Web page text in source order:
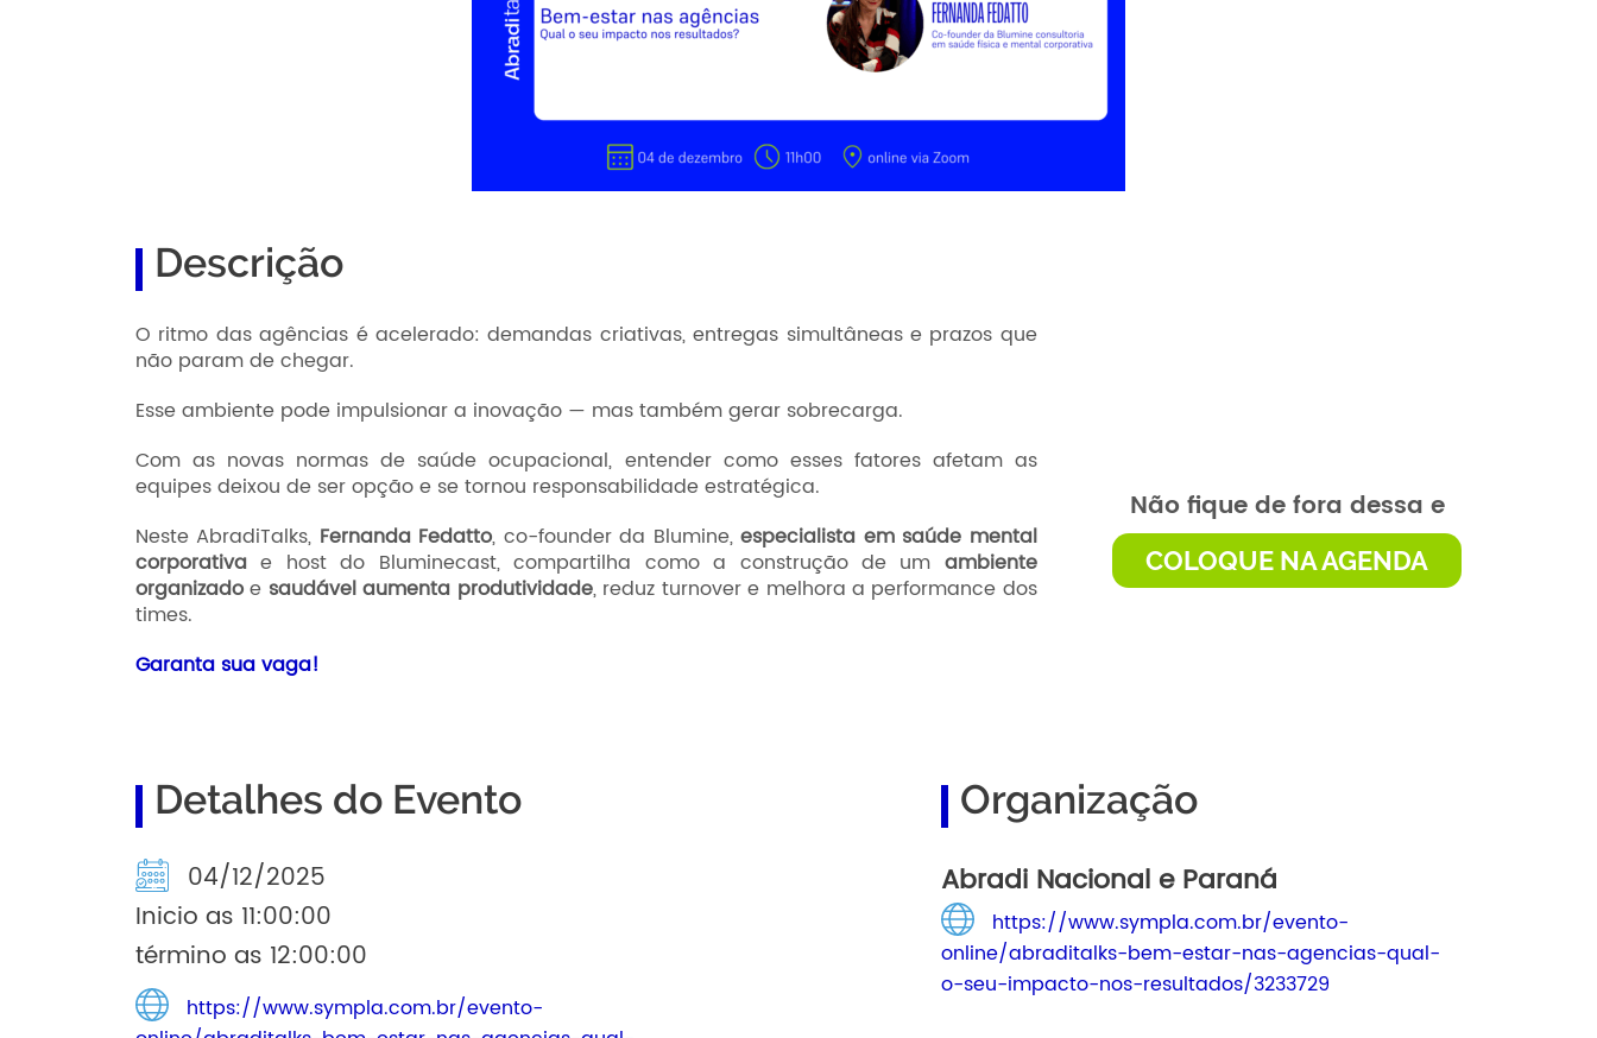
Descrição
O ritmo das agências é acelerado: demandas criativas, entregas simultâneas e prazos que
não param de chegar.
Esse ambiente pode impulsionar a inovação — mas também gerar sobrecarga.
Com as novas normas de saúde ocupacional, entender como esses fatores afetam as
equipes deixou de ser opção e se tornou responsabilidade estratégica.
Neste AbradiTalks, Fernanda Fedatto, co-founder da Blumine,especialista em saúde mental
corporativa e host do Bluminecast, compartilha como a construção de um ambiente
organizadoe saudável aumenta produtividade, reduz turnover e melhora a performance dos
times.
Garanta sua vaga!
Não fique de fora dessa e
COLOQUE NA AGENDA
Detalhes do Evento
04/12/2025
Inicio as 11:00:00
término as 12:00:00
https://www.sympla.com.br/evento-
Organização
Abradi Nacional e Paraná
https://www.sympla.com.br/evento-
online/abraditalks-bem-estar-nas-agencias-qual-
o-seu-impacto-nos-resultados/3233729